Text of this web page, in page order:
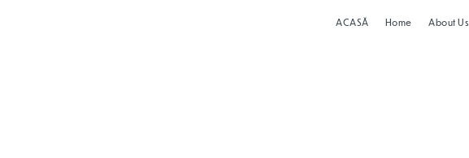
ACASĂ Home About Us